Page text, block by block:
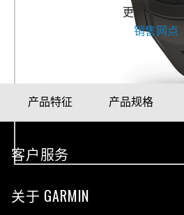
更多购买方式
销售网点
产品特征 产品规格
客户服务
关于 GARMIN